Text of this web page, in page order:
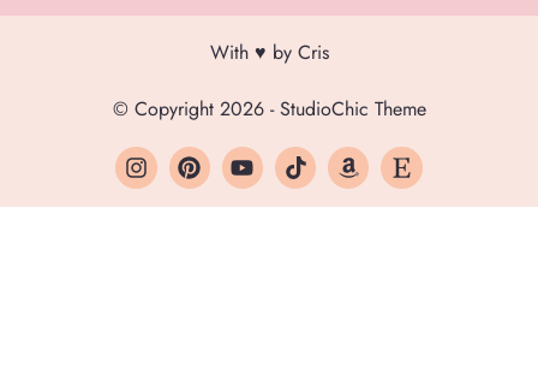
With ♥ by Cris
© Copyright 2026 - StudioChic Theme